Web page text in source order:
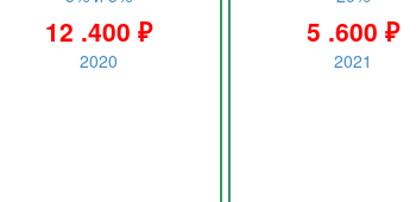
12 .400 ₽
2020
5 .600₽
2021